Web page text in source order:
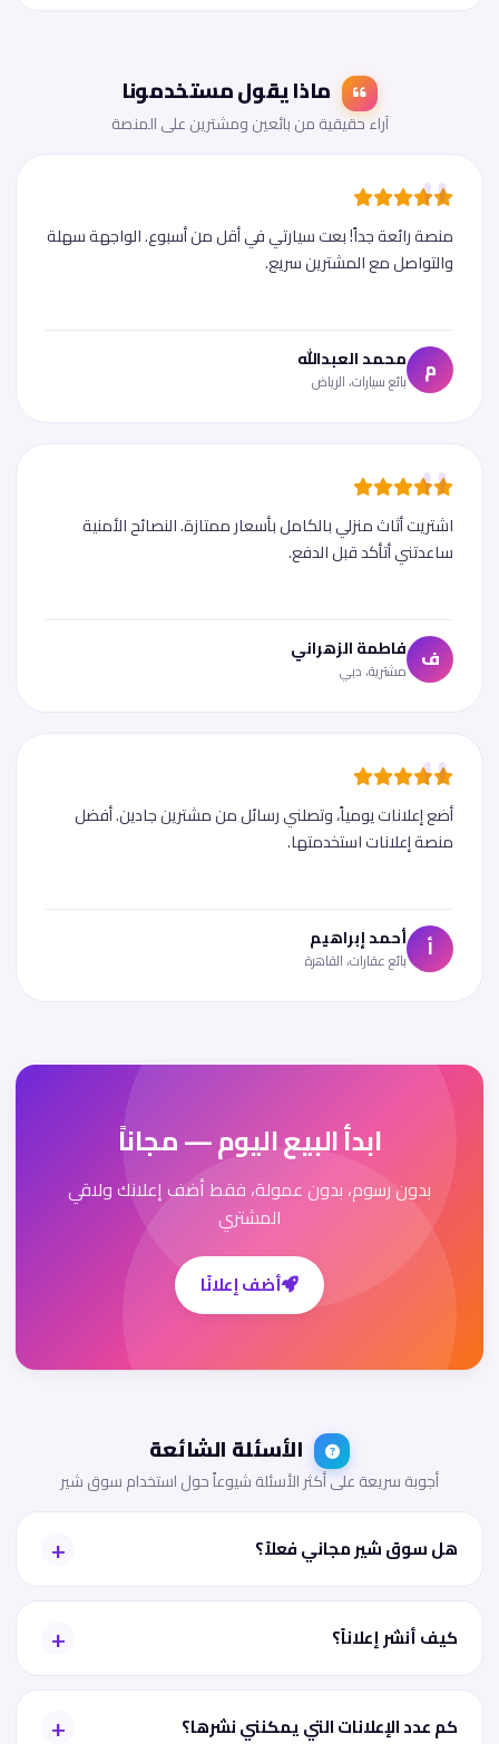
ماذا يقول مستخدمونا
آراء حقيقية من بائعين ومشترين على المنصة
منصة رائعة جداً! بعت سيارتي في أقل من أسبوع. الواجهة سهلة
والتواصل مع المشترين سريع.
م محمد العبدالله
بائع سيارات، الرياض
اشتريت أثاث منزلي بالكامل بأسعار ممتازة. النصائح الأمنية
ساعدتني أتأكد قبل الدفع.
ف فاطمة الزهراني
مشترية، دبي
أضع إعلانات يومياً، وتصلني رسائل من مشترين جادين. أفضل
منصة إعلانات استخدمتها.
أ أحمد إبراهيم
بائع عقارات، القاهرة
ابدأ البيع اليوم — مجاناً
بدون رسوم، بدون عمولة، فقط أضف إعلانك ولاقي
المشتري
أضف إعلانًا
الأسئلة الشائعة
أجوبة سريعة على أكثر الأسئلة شيوعاً حول استخدام سوق شير
هل سوق شير مجاني فعلاً؟
كيف أنشر إعلاناً؟
كم عدد الإعلانات التي يمكنني نشرها؟